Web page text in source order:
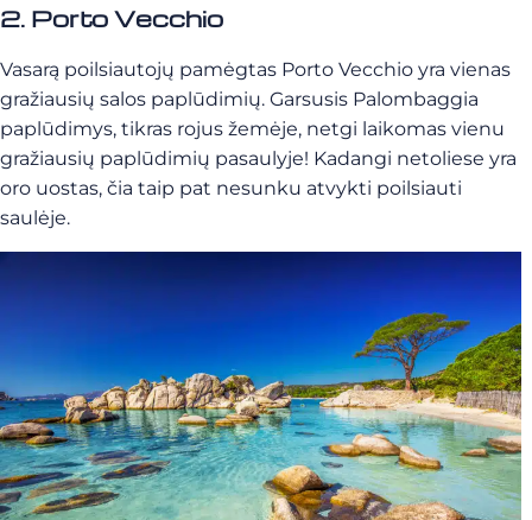
2. Porto Vecchio
Vasarą poilsiautojų pamėgtas Porto Vecchio yra vienas
gražiausių salos paplūdimių. Garsusis Palombaggia
paplūdimys, tikras rojus žemėje, netgi laikomas vienu
gražiausių paplūdimių pasaulyje! Kadangi netoliese yra
oro uostas, čia taip pat nesunku atvykti poilsiauti
saulėje.